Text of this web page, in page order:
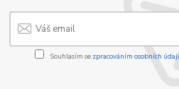
Souhlasím se zpracováním osobních